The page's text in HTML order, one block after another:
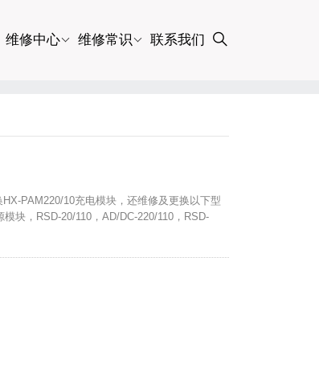
维修中心 维修常识 联系我们
PAM220/10充电模块，还维修及更换以下型
块，RSD-20/110，AD/DC-220/110，RSD-